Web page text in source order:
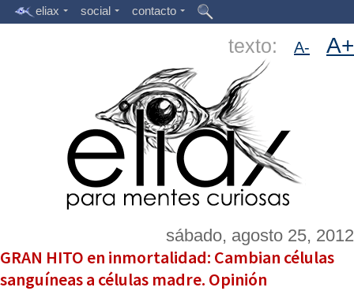
eliax social contacto
texto: A- A+
sábado, agosto 25, 2012
GRAN HITO en inmortalidad: Cambian células
sanguíneas a células madre. Opinión